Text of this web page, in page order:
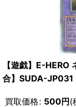
【遊戯】E-HERO
合】SUDA-JP031
買取価格: 500円(